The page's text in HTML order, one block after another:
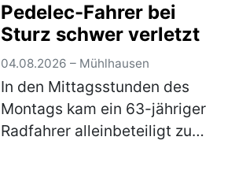
dorthin stürzte der Herr
jedoch aufgrund seiner star…
(mehr)
Pedelec-Fahrer bei
Sturz schwer verletzt
04.08.2026 – Mühlhausen
In den Mittagsstunden des
Montags kam ein 63-jähriger
Radfahrer alleinbeteiligt zu